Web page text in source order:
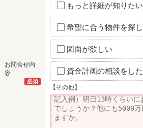
お問合せ内
容
必須
もっと詳細が知りたい
希望に合う物件を探
図面が欲しい
資金計画の相談をし
【その他】